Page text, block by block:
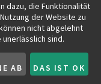
dazu, die Funktionalität
der Website zu
nicht abgelehnt
sind.
AB DAS IST OK